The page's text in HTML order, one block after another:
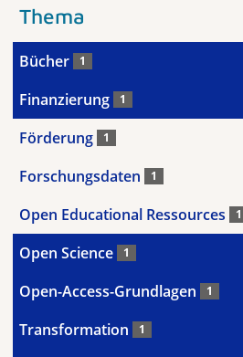
Thema
Bücher 1
Finanzierung 1
Förderung 1
Forschungsdaten 1
Open Educational Ressources 1
Open Science 1
Open-Access-Grundlagen 1
Transformation 1